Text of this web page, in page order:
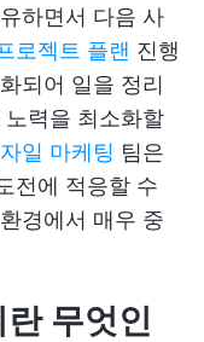
하면서 다음 사
로젝트 플랜 진행
되어 일을 정리
력을 최소화할
일 마케팅 팀은
전에 적응할 수
경에서 매우 중
무엇인